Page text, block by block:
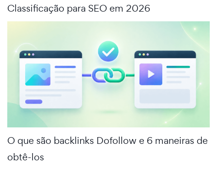
Classificação para SEO em 2026
O que são backlinks Dofollow e 6 maneiras de
obtê-los